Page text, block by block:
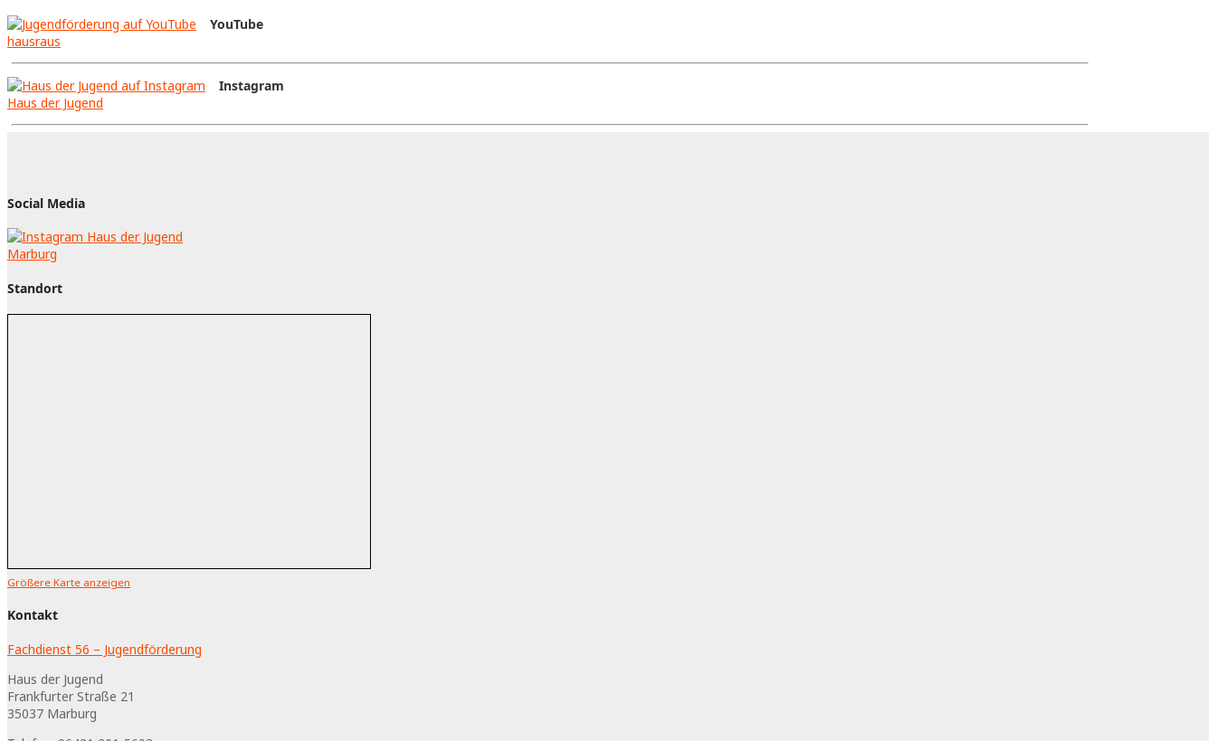
YouTube
hausraus
Instagram
Haus der Jugend
Social Media
Standort
Größere Karte anzeigen
Kontakt
Fachdienst 56 – Jugendförderung
Haus der Jugend
Frankfurter Straße 21
35037 Marburg